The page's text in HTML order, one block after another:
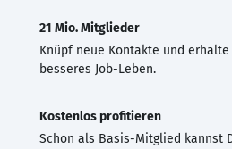
21 Mio. Mitglieder
Knüpf neue Kontakte und
besseres Job-Leben.
Kostenlos profitieren
Schon als Basis-Mitglied kannst